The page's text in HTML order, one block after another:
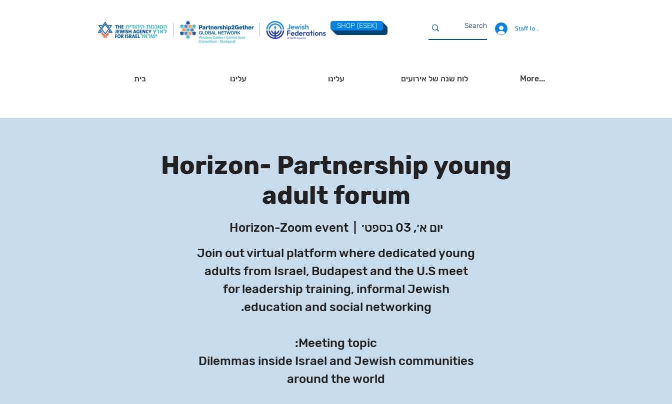
SHOP (ESEK) Staff login
בית עלינו עלינו לוח שנה של אירועים More...
Horizon- Partnership young
adult forum
יום א׳, 03 בספט׳
  |
Horizon-Zoom event
Join out virtual platform where dedicated young
adults from Israel, Budapest and the U.S meet
for leadership training, informal Jewish
Dilemmas inside Israel and Jewish communities
around the world